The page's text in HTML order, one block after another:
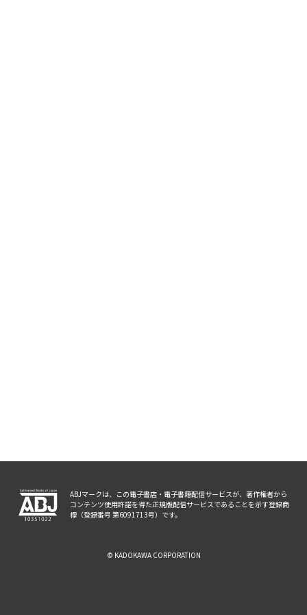
ABJマークは、この電子書店・電子書籍配信サービスが、著作権者から
コンテンツ使用許諾を得た正規版配信サービスであることを示す登録商
標（登録番号 第6091713号）です。
© KADOKAWA CORPORATION